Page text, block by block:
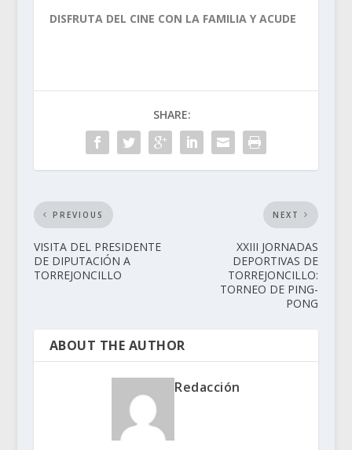
DISFRUTA DEL CINE CON LA FAMILIA Y ACUDE
SHARE:
PREVIOUS
VISITA DEL PRESIDENTE
DE DIPUTACIÓN A
TORREJONCILLO
NEXT
XXIII JORNADAS
DEPORTIVAS DE
TORREJONCILLO:
TORNEO DE PING-
PONG
ABOUT THE AUTHOR
Redacción